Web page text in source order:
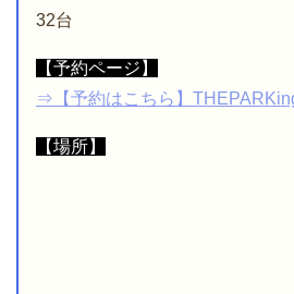
32台
【予約ページ】
⇒【予約はこちら】
【場所】